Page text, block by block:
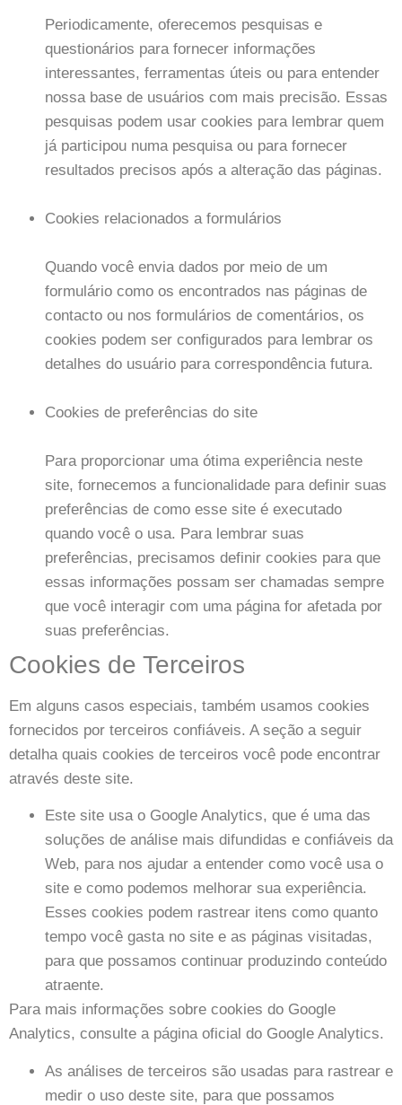
Periodicamente, oferecemos pesquisas e
questionários para fornecer informações
interessantes, ferramentas úteis ou para entender
nossa base de usuários com mais precisão. Essas
pesquisas podem usar cookies para lembrar quem
já participou numa pesquisa ou para fornecer
resultados precisos após a alteração das páginas.
Cookies relacionados a formulários
Quando você envia dados por meio de um
formulário como os encontrados nas páginas de
contacto ou nos formulários de comentários, os
cookies podem ser configurados para lembrar os
detalhes do usuário para correspondência futura.
Cookies de preferências do site
Para proporcionar uma ótima experiência neste
site, fornecemos a funcionalidade para definir suas
preferências de como esse site é executado
quando você o usa. Para lembrar suas
preferências, precisamos definir cookies para que
essas informações possam ser chamadas sempre
que você interagir com uma página for afetada por
suas preferências.
Cookies de Terceiros
Em alguns casos especiais, também usamos cookies
fornecidos por terceiros confiáveis. A seção a seguir
detalha quais cookies de terceiros você pode encontrar
através deste site.
Este site usa o Google Analytics, que é uma das
soluções de análise mais difundidas e confiáveis ​​da
Web, para nos ajudar a entender como você usa o
site e como podemos melhorar sua experiência.
Esses cookies podem rastrear itens como quanto
tempo você gasta no site e as páginas visitadas,
para que possamos continuar produzindo conteúdo
atraente.
Para mais informações sobre cookies do Google
Analytics, consulte a página oficial do Google Analytics.
As análises de terceiros são usadas para rastrear e
medir o uso deste site, para que possamos